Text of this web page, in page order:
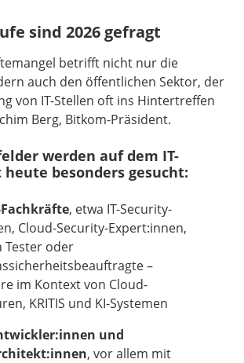
sind 2026 gefragt
betrifft nicht nur die
auch den öffentlichen Sektor, der
von IT-Stellen oft ins Hintertreffen
Berg, Bitkom-Präsident.
werden auf dem IT-
besonders gesucht:
Fachkräfte, etwa IT-Security-
Cloud-Security-Expert:innen,
Tester oder
–
im Kontext von Cloud-
KRITIS und KI-Systemen
und
, vor allem mit